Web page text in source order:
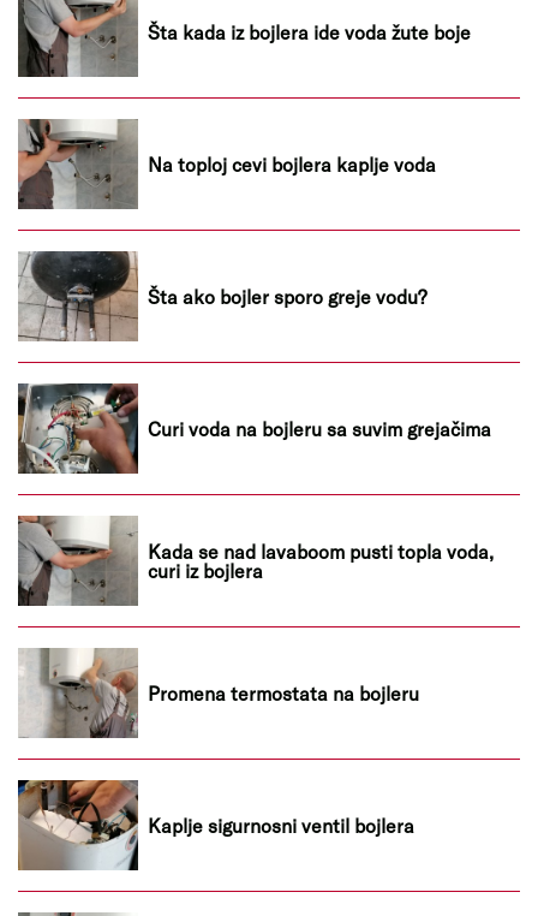
Šta kada iz bojlera ide voda žute boje
Na toploj cevi bojlera kaplje voda
Šta ako bojler sporo greje vodu?
Curi voda na bojleru sa suvim grejačima
Kada se nad lavaboom pusti topla voda,
curi iz bojlera
Promena termostata na bojleru
Kaplje sigurnosni ventil bojlera